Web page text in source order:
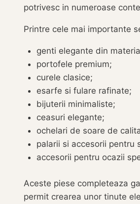
potrivesc in numeroase
Printre cele mai importante
genti elegante din
portofele premium;
curele clasice;
esarfe si fulare rafinate;
bijuterii minimaliste;
ceasuri elegante;
ochelari de soare de
palarii si accesorii pentru
accesorii pentru ocazii
Aceste piese completeaza
permit crearea unor tinute